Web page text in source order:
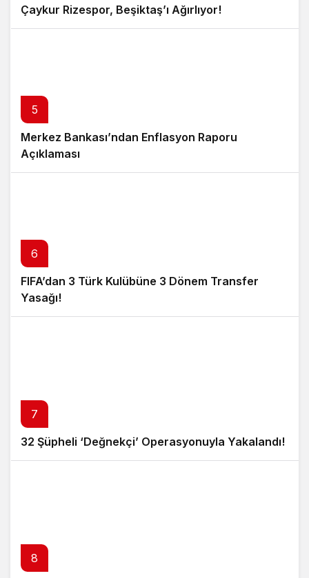
Çaykur Rizespor, Beşiktaş’ı Ağırlıyor!
5
Merkez Bankası’ndan Enflasyon Raporu
Açıklaması
6
FIFA’dan 3 Türk Kulübüne 3 Dönem Transfer
Yasağı!
7
32 Şüpheli ‘Değnekçi’ Operasyonuyla Yakalandı!
8